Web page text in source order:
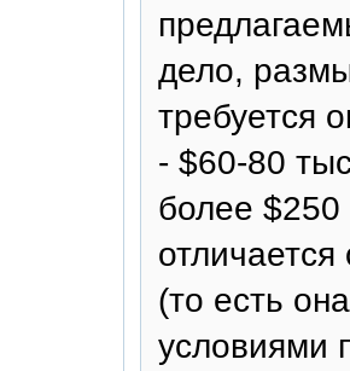
дело,
требуется
- $60-80
более $250
(то есть
условиями